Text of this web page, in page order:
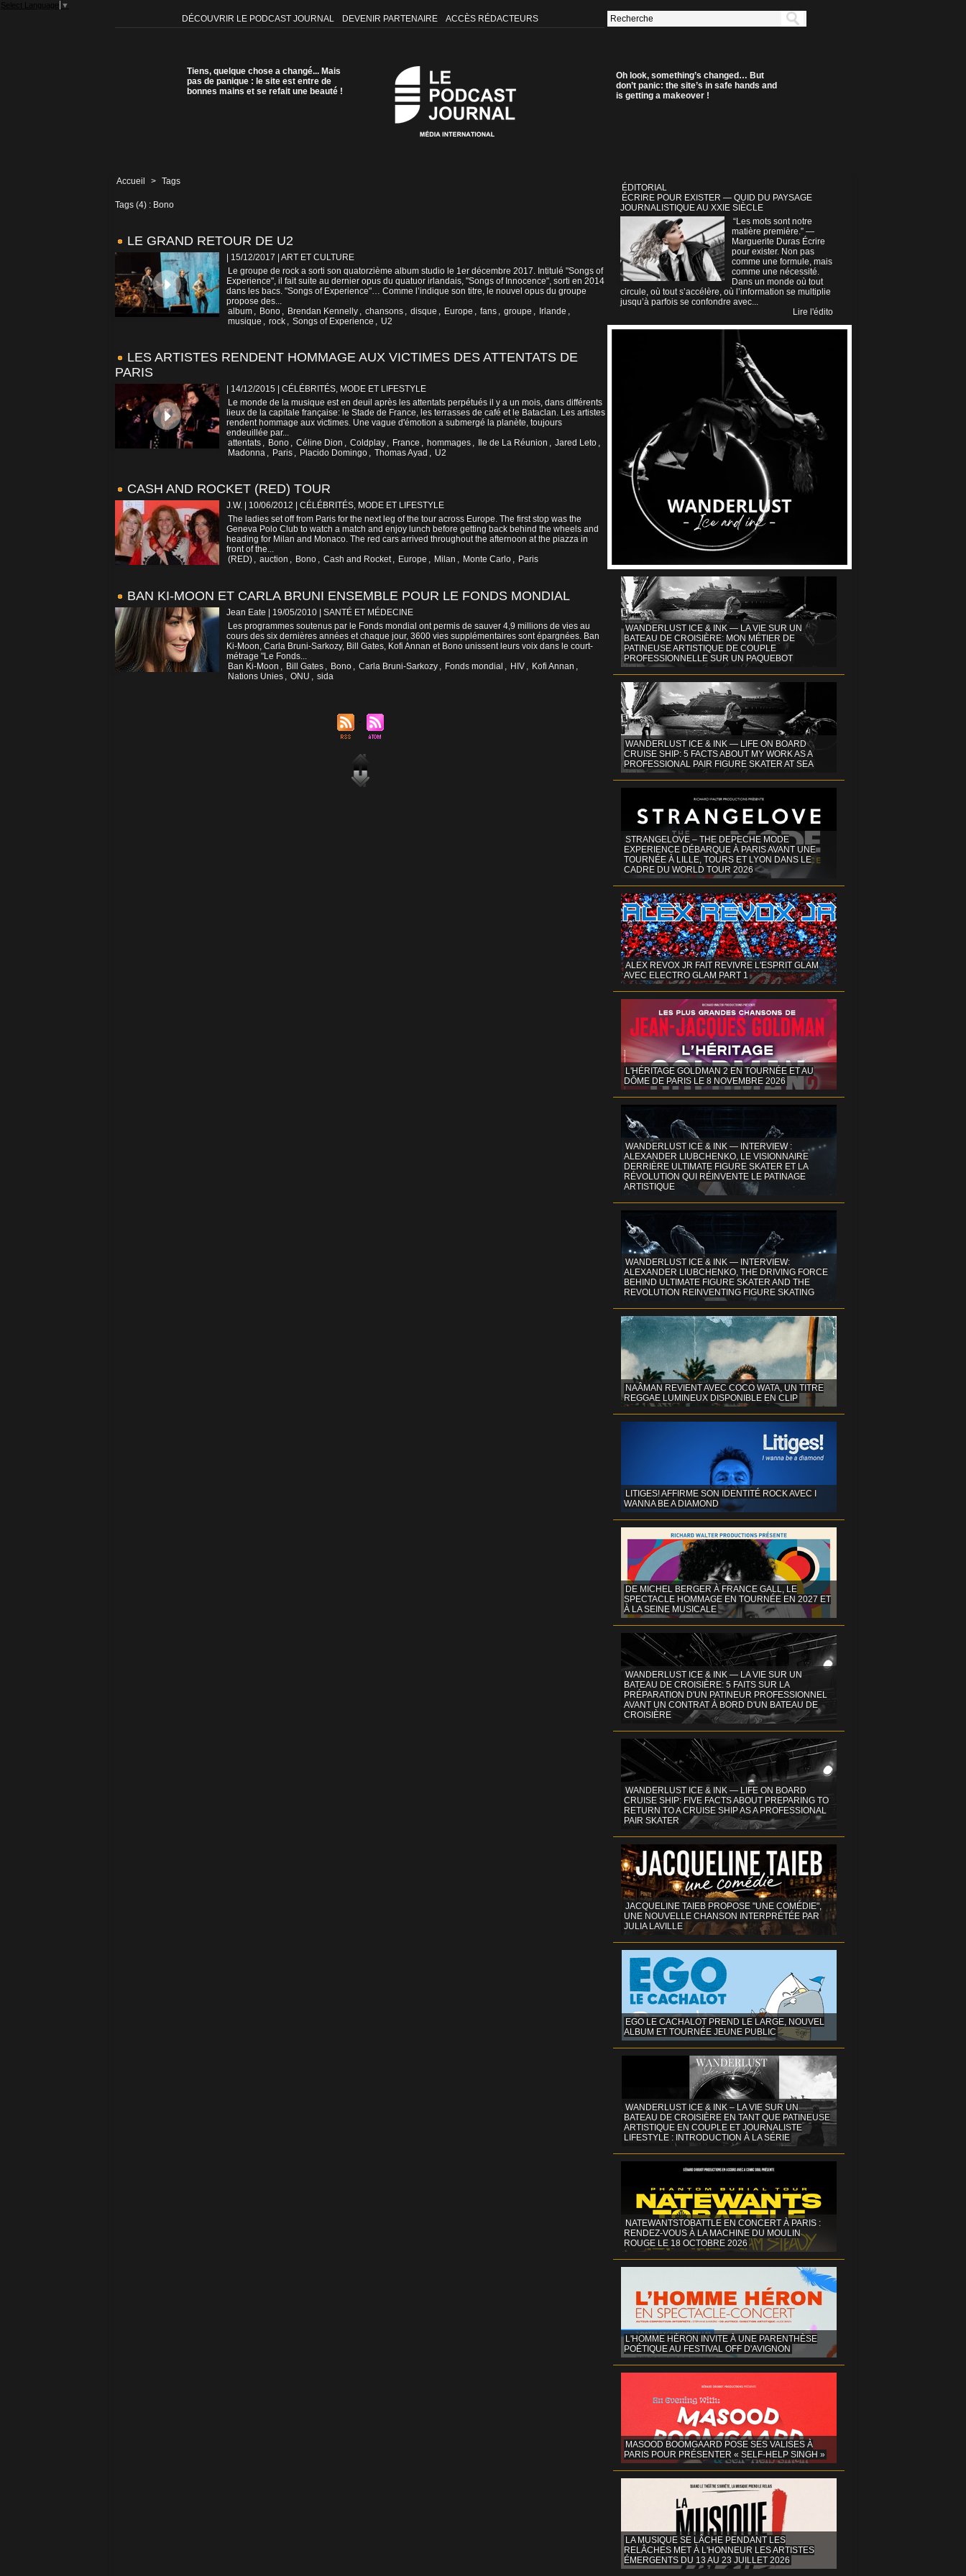
Select Language ▼
DÉCOUVRIR LE PODCAST JOURNAL DEVENIR PARTENAIRE ACCÈS RÉDACTEURS
Tiens, quelque chose a changé... Mais
pas de panique : le site est entre de
bonnes mains et se refait une beauté !
Oh look, something’s changed… But
don’t panic: the site’s in safe hands and
is getting a makeover !
Accueil > Tags
Tags (4) : Bono
LE GRAND RETOUR DE U2
| 15/12/2017
ART ET CULTURE
Le groupe de rock a sorti son quatorzième album studio le 1er décembre 2017. Intitulé "Songs of
Experience", il fait suite au dernier opus du quatuor irlandais, "Songs of Innocence", sorti en 2014
dans les bacs. "Songs of Experience"… Comme l’indique son titre, le nouvel opus du groupe
propose des...
album , Bono , Brendan Kennelly , chansons , disque , Europe , fans , groupe , Irlande ,
musique , rock , Songs of Experience , U2
LES ARTISTES RENDENT HOMMAGE AUX VICTIMES DES ATTENTATS DE
PARIS
| 14/12/2015
CÉLÉBRITÉS, MODE ET LIFESTYLE
Le monde de la musique est en deuil après les attentats perpétués il y a un mois, dans différents
lieux de la capitale française: le Stade de France, les terrasses de café et le Bataclan. Les artistes
rendent hommage aux victimes. Une vague d'émotion a submergé la planète, toujours
endeuillée par...
attentats , Bono , Céline Dion , Coldplay , France , hommages , Ile de La Réunion , Jared Leto ,
Madonna , Paris , Placido Domingo , Thomas Ayad , U2
CASH AND ROCKET (RED) TOUR
J.W. | 10/06/2012
CÉLÉBRITÉS, MODE ET LIFESTYLE
The ladies set off from Paris for the next leg of the tour across Europe. The first stop was the
Geneva Polo Club to watch a match and enjoy lunch before getting back behind the wheels and
heading for Milan and Monaco. The red cars arrived throughout the afternoon at the piazza in
front of the...
(RED) , auction , Bono , Cash and Rocket , Europe , Milan , Monte Carlo , Paris
BAN KI-MOON ET CARLA BRUNI ENSEMBLE POUR LE FONDS MONDIAL
Jean Eate | 19/05/2010
SANTÉ ET MÉDECINE
Les programmes soutenus par le Fonds mondial ont permis de sauver 4,9 millions de vies au
cours des six dernières années et chaque jour, 3600 vies supplémentaires sont épargnées. Ban
Ki-Moon, Carla Bruni-Sarkozy, Bill Gates, Kofi Annan et Bono unissent leurs voix dans le court-
métrage "Le Fonds...
Ban Ki-Moon , Bill Gates , Bono , Carla Bruni-Sarkozy , Fonds mondial , HIV , Kofi Annan ,
Nations Unies , ONU , sida
ÉDITORIAL
ÉCRIRE POUR EXISTER — QUID DU PAYSAGE
JOURNALISTIQUE AU XXIE SIÈCLE
“Les mots sont notre
matière première.” —
Marguerite Duras Écrire
pour exister. Non pas
comme une formule, mais
comme une nécessité.
Dans un monde où tout
circule, où tout s’accélère, où l’information se multiplie
jusqu’à parfois se confondre avec...
Lire l'édito
WANDERLUST ICE & INK — LA VIE SUR UN
BATEAU DE CROISIÈRE: MON MÉTIER DE
PATINEUSE ARTISTIQUE DE COUPLE
PROFESSIONNELLE SUR UN PAQUEBOT
WANDERLUST ICE & INK — LIFE ON BOARD
CRUISE SHIP: 5 FACTS ABOUT MY WORK AS A
PROFESSIONAL PAIR FIGURE SKATER AT SEA
STRANGELOVE – THE DEPECHE MODE
EXPERIENCE DÉBARQUE À PARIS AVANT UNE
TOURNÉE À LILLE, TOURS ET LYON DANS LE
CADRE DU WORLD TOUR 2026
ALEX REVOX JR FAIT REVIVRE L'ESPRIT GLAM
AVEC ELECTRO GLAM PART 1
L'HÉRITAGE GOLDMAN 2 EN TOURNÉE ET AU
DÔME DE PARIS LE 8 NOVEMBRE 2026
WANDERLUST ICE & INK — INTERVIEW :
ALEXANDER LIUBCHENKO, LE VISIONNAIRE
DERRIÈRE ULTIMATE FIGURE SKATER ET LA
RÉVOLUTION QUI RÉINVENTE LE PATINAGE
ARTISTIQUE
WANDERLUST ICE & INK — INTERVIEW:
ALEXANDER LIUBCHENKO, THE DRIVING FORCE
BEHIND ULTIMATE FIGURE SKATER AND THE
REVOLUTION REINVENTING FIGURE SKATING
NAÂMAN REVIENT AVEC COCO WATA, UN TITRE
REGGAE LUMINEUX DISPONIBLE EN CLIP
LITIGES! AFFIRME SON IDENTITÉ ROCK AVEC I
WANNA BE A DIAMOND
DE MICHEL BERGER À FRANCE GALL, LE
SPECTACLE HOMMAGE EN TOURNÉE EN 2027 ET
À LA SEINE MUSICALE
WANDERLUST ICE & INK — LA VIE SUR UN
BATEAU DE CROISIÈRE: 5 FAITS SUR LA
PRÉPARATION D'UN PATINEUR PROFESSIONNEL
AVANT UN CONTRAT À BORD D'UN BATEAU DE
CROISIÈRE
WANDERLUST ICE & INK — LIFE ON BOARD
CRUISE SHIP: FIVE FACTS ABOUT PREPARING TO
RETURN TO A CRUISE SHIP AS A PROFESSIONAL
PAIR SKATER
JACQUELINE TAIEB PROPOSE "UNE COMÉDIE",
UNE NOUVELLE CHANSON INTERPRÉTÉE PAR
JULIA LAVILLE
EGO LE CACHALOT PREND LE LARGE, NOUVEL
ALBUM ET TOURNÉE JEUNE PUBLIC
WANDERLUST ICE & INK – LA VIE SUR UN
BATEAU DE CROISIÈRE EN TANT QUE PATINEUSE
ARTISTIQUE EN COUPLE ET JOURNALISTE
LIFESTYLE : INTRODUCTION À LA SÉRIE
NATEWANTSTOBATTLE EN CONCERT À PARIS :
RENDEZ-VOUS À LA MACHINE DU MOULIN
ROUGE LE 18 OCTOBRE 2026
L'HOMME HÉRON INVITE À UNE PARENTHÈSE
POÉTIQUE AU FESTIVAL OFF D'AVIGNON
MASOOD BOOMGAARD POSE SES VALISES À
PARIS POUR PRÉSENTER « SELF-HELP SINGH »
LA MUSIQUE SE LÂCHE PENDANT LES
RELÂCHES MET À L'HONNEUR LES ARTISTES
ÉMERGENTS DU 13 AU 23 JUILLET 2026